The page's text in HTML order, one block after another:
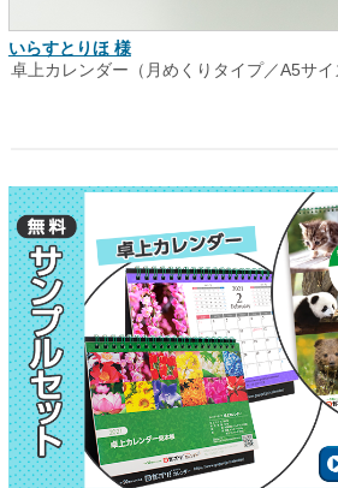
いらすとりほ 様
卓上カレンダー（月めくりタイプ／A5サイ